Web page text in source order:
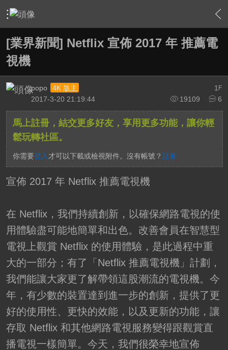
› 綜合討論區 › 台灣UHD TV發展討論區 › 內容
[業界新聞] Netflix 宣佈 2017 年 推薦電
視機
1 F
popo
4K 版主
19109
6
2017-3-20 21:19:44
馬上註冊，結交更多好友，享用更多功能，讓你輕
鬆玩轉社區。
你需要登入 才可以下載或檢視附件。沒有帳號？ 註冊
宣佈 2017 年 Netflix 推薦電視機
在 Netflix，我們持續創新，以確保網路電視的使
用體驗盡可能地簡單和出色。改善會員在智慧型
電視上觀賞 Netflix 的使用體驗，是此過程中重
大的一部分；有了「Netflix 推薦電視機」計劃，
我們能讓大家更了解帶領這股潮流的電視機。今
年，有少數的裝置達到進一步的創新，提供了更
好的使用性、更快的效能，以及更新的功能，讓
存取 Netflix 和其他網路電視服務變得跟觀賞直
播電視一樣簡單。今天，我們很榮幸地宣佈